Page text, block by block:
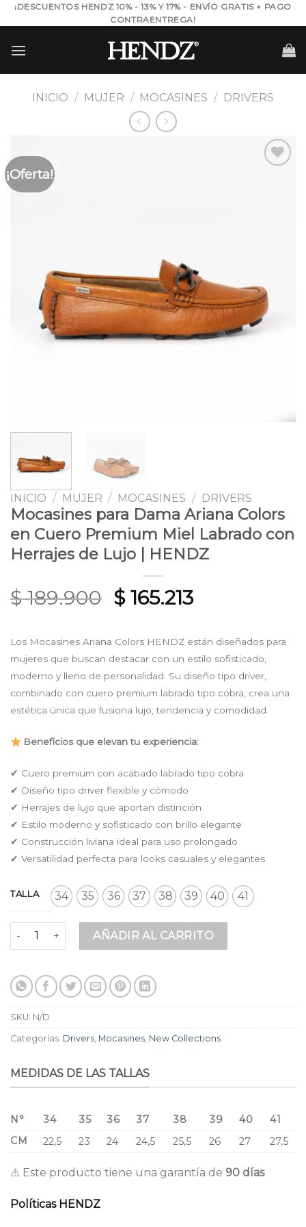
Skip
to
¡DESCUENTOS HENDZ 10% - 13% Y 17% - ENVÍO GRATIS + PAGO
CONTRAENTREGA!
INICIO / MUJER / MOCASINES / DRIVERS
¡Oferta!
INICIO / MUJER / MOCASINES / DRIVERS
Mocasines para Dama Ariana Colors
en Cuero Premium Miel Labrado con
Herrajes de Lujo | HENDZ
$189.900 Original
was:
$ 189.900.
$165.213Current
is:
$ 165.213.
Los Mocasines Ariana Colors HENDZ están diseñados para
mujeres que buscan destacar con un estilo sofisticado,
moderno y lleno de personalidad. Su diseño tipo driver,
combinado con cuero premium labrado tipo cobra, crea una
estética única que fusiona lujo, tendencia y comodidad.
Beneficios que elevan tu experiencia:
✔ Cuero premium con acabado labrado tipo cobra
✔ Diseño tipo driver flexible y cómodo
✔ Herrajes de lujo que aportan distinción
✔ Estilo moderno y sofisticado con brillo elegante
✔ Construcción liviana ideal para uso prolongado
✔ Versatilidad perfecta para looks casuales y elegantes
TALLA 34 35 36 37 38 39 40 41
Mocasines para Dama Ariana Colors en Cuero Premium
AÑADIR AL CARRITO
SKU: N/D
Categorías: Drivers Mocasines New Collections
MEDIDAS DE LAS TALLAS
N° 34 35 36 37 38 39 40
41
CM
22,5 23 24 24,5 25,5 26 27 27,5
⚠ Este producto tiene una garantía de 90 días
Políticas HENDZ